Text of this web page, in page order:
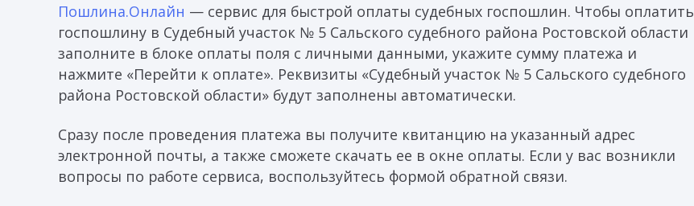
Пошлина.Онлайн — сервис для быстрой оплаты судебных госпошлин. Чтобы оплатить
госпошлину в Судебный участок № 5 Сальского судебного района Ростовской области
заполните в блоке оплаты поля с личными данными, укажите сумму платежа и
нажмите «Перейти к оплате». Реквизиты «Судебный участок № 5 Сальского судебного
района Ростовской области» будут заполнены автоматически.
Сразу после проведения платежа вы получите квитанцию на указанный адрес
электронной почты, а также сможете скачать ее в окне оплаты. Если у вас возникли
вопросы по работе сервиса, воспользуйтесь формой обратной связи.